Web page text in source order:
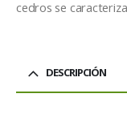
cedros se
DESCRIPCIÓN